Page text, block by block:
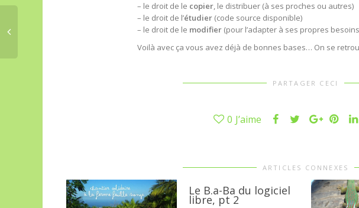
– le droit de le copier, le distribuer (à ses proches ou autres)
– le droit de l’étudier (code source disponible)
– le droit de le modifier (pour l’adapter à ses propres
Voilà avec ça vous avez déjà de bonnes bases… On se
PARTAGER CECI
0 J’aime
ARTICLES CONNEXES
Le B.a-Ba du logiciel
libre, pt 2